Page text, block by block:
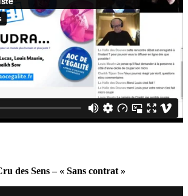
des Sens – « Sans contrat »